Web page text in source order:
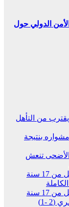
الدولي حول
من التأهل
مشواره بنتيجة
الأضحى تنعش
بطولة اتحاد شمال إفريقيا لكرة القدم لأقل من 17 سنة
بطولة اتحاد شمال إفريقيا لكرة القدم لأقل من 17 سنة
-1)